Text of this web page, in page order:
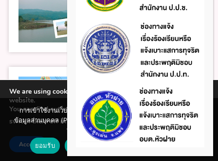
We are using cookies to give you the best experience on our
website.
You can find out more about which cookies we are using or
switch them off in
settings.
Accept
การเข้าใช้งานเว็บไซต์แห่งนี้ถือว่าท่านรับทราบใน นโยบายคุ้มครอง
ข้อมูลส่วนบุคคล (Privacy policy) และ นโยบายคุกกี้ (Cookie policy)
ที่ทางหน่วยงานได้จัดทำขึ้นแล้ว
ยอมรับ